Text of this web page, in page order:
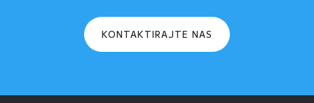
KONTAKTIRAJTE NAS